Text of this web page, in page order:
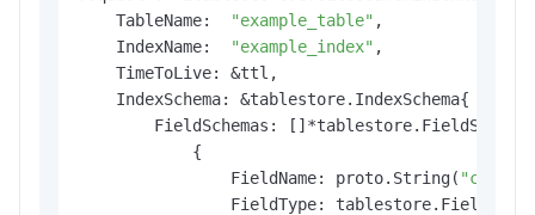
    TableName:
"example_table" ,
    IndexName:
"example_index" ,
    TimeToLive: &ttl,
    IndexSchema: &tablestore.IndexSchema{
        FieldSchemas: []*tablestore.FieldSchema{
            {
                FieldName: proto.String(
FieldType: